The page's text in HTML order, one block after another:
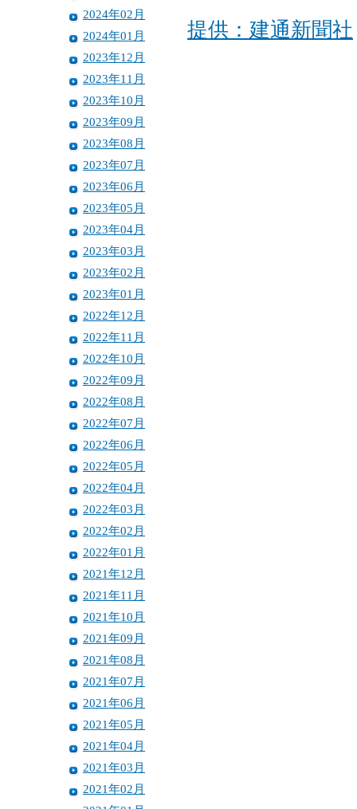
2024年02月
2024年01月
2023年12月
2023年11月
2023年10月
2023年09月
2023年08月
2023年07月
2023年06月
2023年05月
2023年04月
2023年03月
2023年02月
2023年01月
2022年12月
2022年11月
2022年10月
2022年09月
2022年08月
2022年07月
2022年06月
2022年05月
2022年04月
2022年03月
2022年02月
2022年01月
2021年12月
2021年11月
2021年10月
2021年09月
2021年08月
2021年07月
2021年06月
2021年05月
2021年04月
2021年03月
2021年02月
提供：建通新聞社